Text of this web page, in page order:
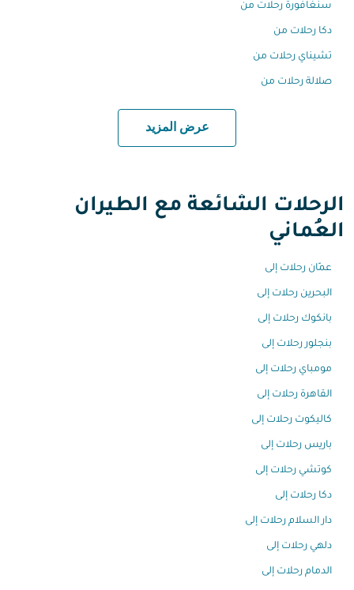
سنغافورة رحلات من
دكا رحلات من
تشيناي رحلات من
صلالة رحلات من
عرض المزيد
الرحلات الشائعة مع الطيران
العُماني
عمّان رحلات إلى
البحرين رحلات إلى
بانكوك رحلات إلى
بنجلور رحلات إلى
مومباي رحلات إلى
القاهرة رحلات إلى
كاليكوت رحلات إلى
باريس رحلات إلى
كوتشي رحلات إلى
دكا رحلات إلى
دار السلام رحلات إلى
دلهي رحلات إلى
الدمام رحلات إلى